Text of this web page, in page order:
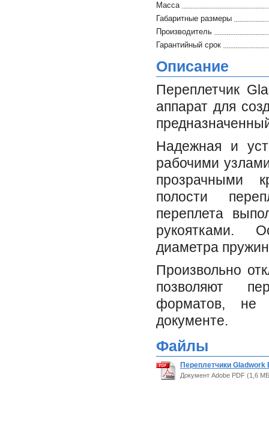
Масса
Габаритные размеры
Производитель
Гарантийный срок
Описание
Переплетчик
аппарат для
Надежная и
рабочими
прозрачными
полости
переплета
рукоятками.
диаметра
Произвольно
позволяют
форматов, не
документе.
Файлы
Переплетчики Gladwork
Документ Adobe PDF (1,6